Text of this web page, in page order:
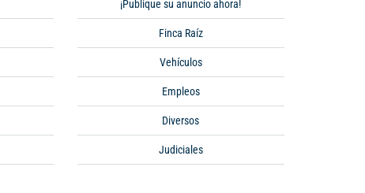
¡Publique su anuncio ahora!
Finca Raíz
Vehículos
Empleos
Diversos
Judiciales